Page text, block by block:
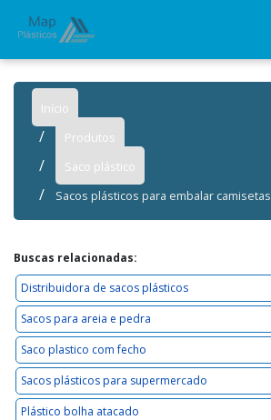
Início
Produtos
Saco plástico
Sacos plásticos para embalar camisetas
Buscas relacionadas:
Distribuidora de sacos plásticos
Sacos para areia e pedra
Saco plastico com fecho
Sacos plásticos para supermercado
Plástico bolha atacado